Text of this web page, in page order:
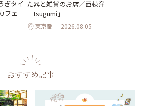
ぎタイ
フェ」
た器と雑貨のお店／西荻窪
「tsugumi」
東京都 2026.08.05
おすすめ記事